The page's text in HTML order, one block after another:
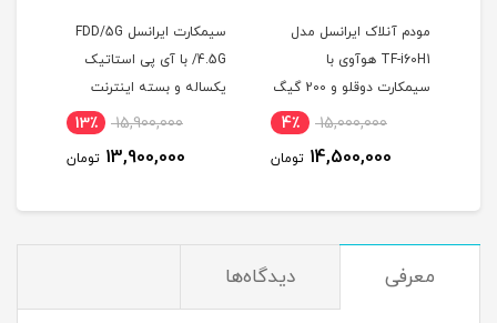
مودم آنلاک ایرانسل مدل
TF-i60H1 هوآوی با
سیمکارت دوقلو و 200 گیگ
اینترنت شش ماهه
15,000,000 4٪
14,500,000 تومان
سیمکارت ایرانسل FDD/5G
/4.5G با آی پی استاتیک
یکساله و بسته اینترنت
500 گیگ یک ساله
15,900,000 13٪
13,900,000 تومان
معرفی دیدگاه‌ها